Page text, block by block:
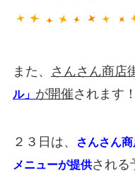
また、 さんさん商店
ル」 が開催されます！
２３日は、
さんさん
メニューが提供される